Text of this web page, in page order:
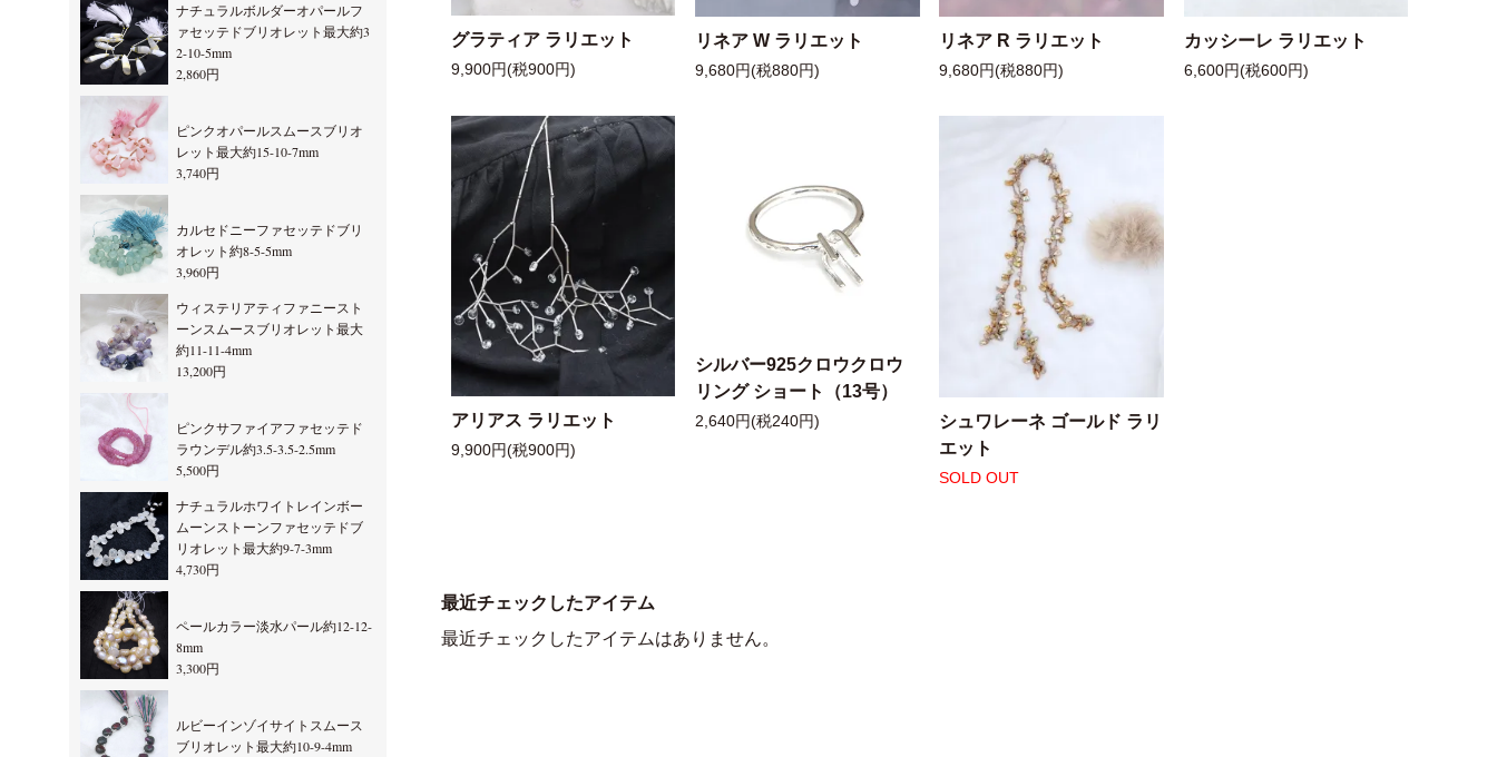
グラティア ラリエット
9,900円(税900円)
リネア W ラリエット
9,680円(税880円)
リネア R ラリエット
9,680円(税880円)
カッシーレ ラリエット
6,600円(税600円)
アリアス ラリエット
9,900円(税900円)
シルバー925クロウクロウ
リング ショート（13号）
2,640円(税240円)
シュワレーネ ゴールド ラリ
エット
SOLD OUT
最近チェックしたアイテム
最近チェックしたアイテムはありません。
ナチュラルボルダーオパールフ
ァセッテドブリオレット最大約3
2-10-5mm
2,860円
ピンクオパールスムースブリオ
レット最大約15-10-7mm
3,740円
カルセドニーファセッテドブリ
オレット約8-5-5mm
3,960円
ウィステリアティファニースト
ーンスムースブリオレット最大
約11-11-4mm
13,200円
ピンクサファイアファセッテド
ラウンデル約3.5-3.5-2.5mm
5,500円
ナチュラルホワイトレインボー
ムーンストーンファセッテドブ
リオレット最大約9-7-3mm
4,730円
ペールカラー淡水パール約12-12-
8mm
3,300円
ルビーインゾイサイトスムース
ブリオレット最大約10-9-4mm